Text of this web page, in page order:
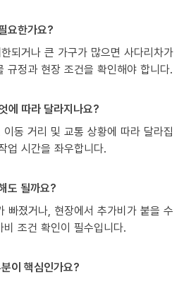
요한가요?
되거나 큰 가구가 많으면 사다리차가
규정과 현장 조건을 확인해야 합니다.
에 따라 달라지나요?
동 거리 및 교통 상황에 따라 달라집
업 시간을 좌우합니다.
도 될까요?
빠졌거나, 현장에서 추가비가 붙을 수
조건 확인이 필수입니다.
이 핵심인가요?